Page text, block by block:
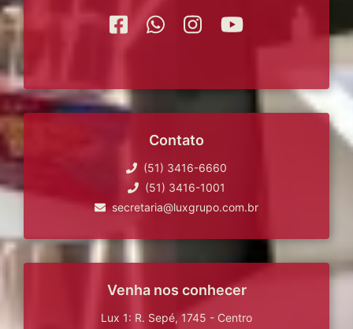
Contato
(51) 3416-6660
(51) 3416-1001
secretaria@luxgrupo.com.br
Venha nos conhecer
Lux 1: R. Sepé, 1745 - Centro